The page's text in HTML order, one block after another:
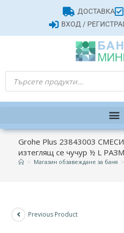
ДОСТАВКА
ВХОД /
Grohe Plus 23843003
изтеглящ се чучур ½ L
> Магазин обзавеждане за баня >
Previous Product